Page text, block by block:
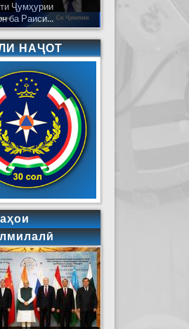
Ҷумҳурии
ба Раиси...
НАҶОТ